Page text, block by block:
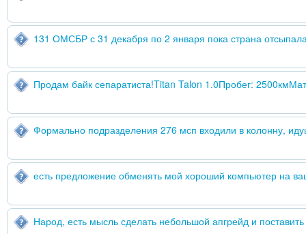
131 ОМСБР с 31 декабря по 2 января пока страна
Продам байк сепаратиста!Titan Talon 1.0Пробег:
Формально подразделения 276 мсп входили в колонну,
есть предложение обменять мой хороший компьютер на
Народ, есть мысль сделать небольшой апгрейд и